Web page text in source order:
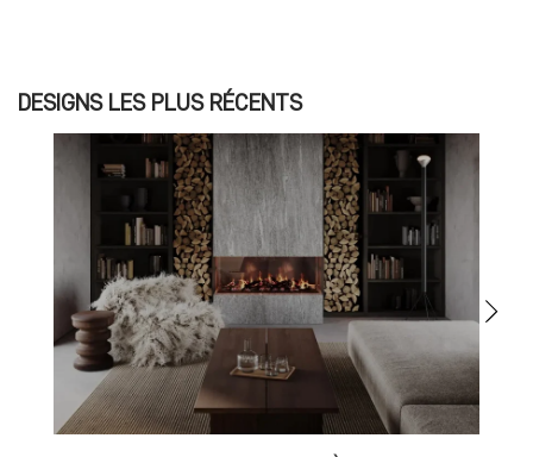
DESIGNS LES PLUS RÉCENTS